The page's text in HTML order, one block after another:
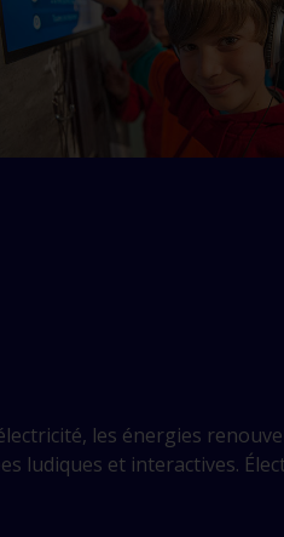
les énergies
ludiques et interactives.